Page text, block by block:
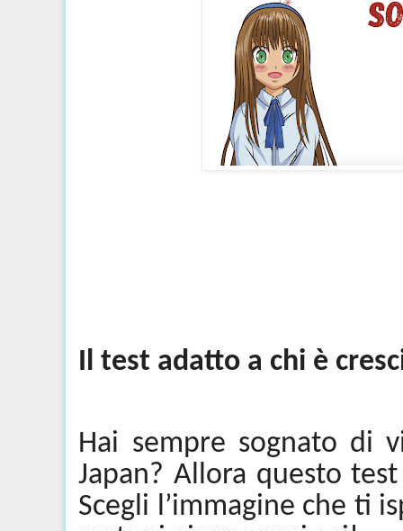
Il test adatto a chi è
Hai sempre sognato di
Japan? Allora questo
Scegli l’immagine che ti